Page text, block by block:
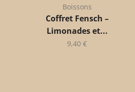
Boissons
Coffret Fensch –
Limonades et...
9,40 €